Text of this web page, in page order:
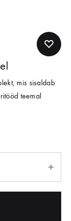
mis sisaldab
teemal